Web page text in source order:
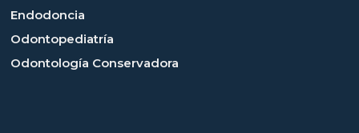
Endodoncia
Odontopediatría
Odontología Conservadora